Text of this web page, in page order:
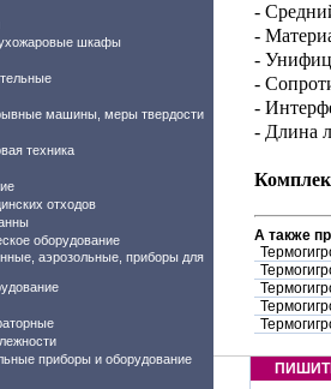
шкафы
машины, меры твердости
техника
отходов
оборудование
аэрозольные, приборы для
приборы и оборудование
-
-
-
-
-
- Длина
А также